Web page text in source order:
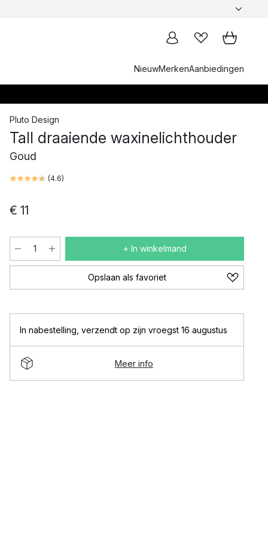
NieuwMerkenAanbiedingen
Pluto Design
Tall draaiende waxinelichthouder
Goud
(4.6)
€ 11
+ In winkelmand
Opslaan als favoriet
In nabestelling verzendt op zijn vroegst 16 augustus
Meer info